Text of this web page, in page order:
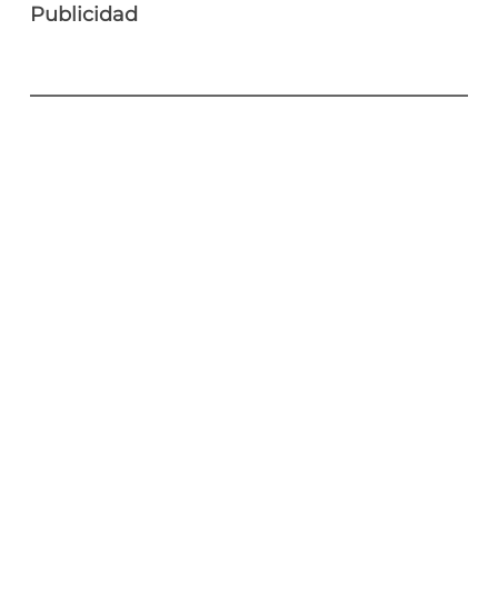
Publicidad